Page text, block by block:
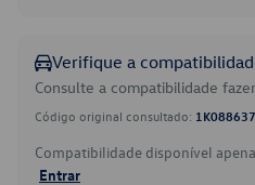
Verifique a
Consulte a compatibilidade
Código original consultado:
Compatibilidade disponível
Entrar